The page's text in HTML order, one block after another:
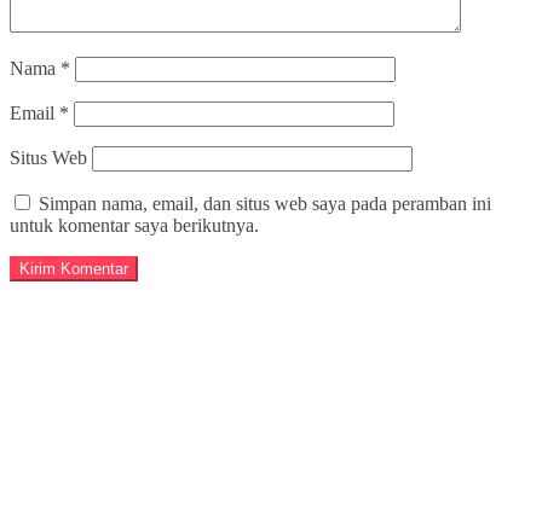
Nama *
Email *
Situs Web
Simpan nama, email, dan situs web saya pada peramban ini
untuk komentar saya berikutnya.